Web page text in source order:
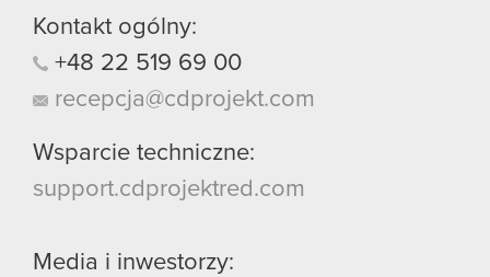
Kontakt ogólny:
+48 22 519 69 00
recepcja@cdprojekt.com
Wsparcie techniczne:
support.cdprojektred.com
Media i inwestorzy: